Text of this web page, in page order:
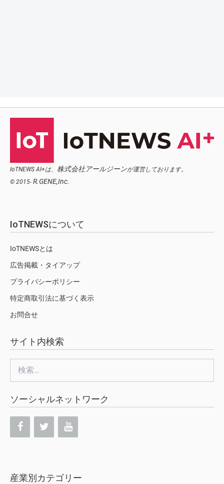
IoTNEWS AI+は、 株式会社アールジーンが運営しております。
© 2015- R.GENE,Inc.
IoTNEWSについて
IoTNEWSとは
広告掲載・タイアップ
プライバシーポリシー
特定商取引法に基づく表示
お問合せ
サイト内検索
索:
ソーシャルネットワーク
産業別カテゴリー